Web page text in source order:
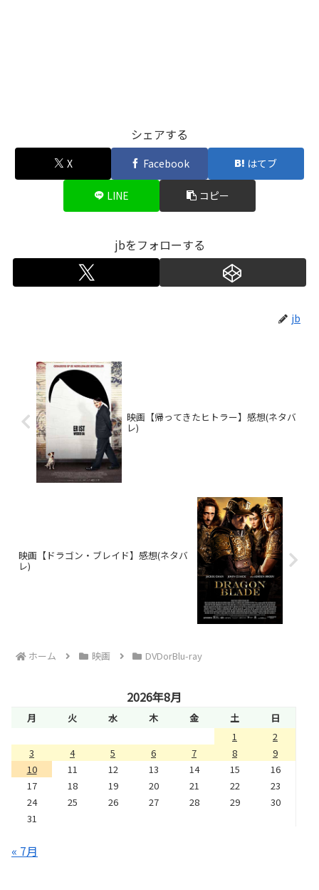
シェアする
X Facebook はてブ
LINE コピー
jbをフォローする
jb
映画【帰ってきたヒトラー】感想(ネタバ
レ)
映画【ドラゴン・ブレイド】感想(ネタバ
レ)
ホーム 映画 DVDorBlu-ray
2026年8月
月 火 水 木 金 土
日
1
2
3
4 5 6 7 8
9
10
11 12 13 14 15
16
17
18 19 20 21 22
23
24
25 26 27 28 29
30
31
« 7月